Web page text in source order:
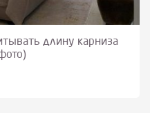
длину карниза